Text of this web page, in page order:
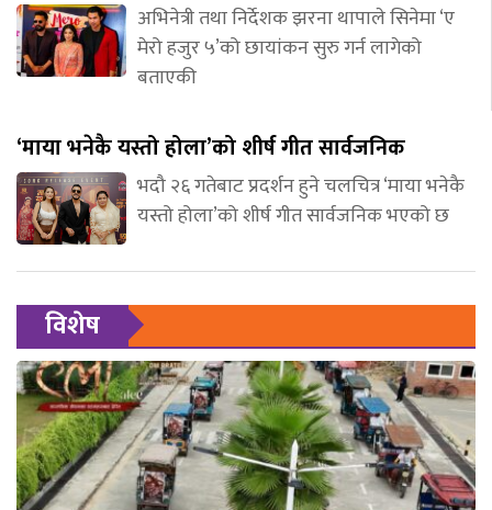
अभिनेत्री तथा निर्देशक झरना थापाले सिनेमा ‘ए
मेरो हजुर ५’को छायांकन सुरु गर्न लागेको
बताएकी
‘माया भनेकै यस्तो होला’को शीर्ष गीत सार्वजनिक
भदौ २६ गतेबाट प्रदर्शन हुने चलचित्र ‘माया भनेकै
यस्तो होला’को शीर्ष गीत सार्वजनिक भएको छ
विशेष